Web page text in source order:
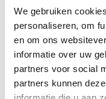
We gebruiken
personaliseren, om
en om ons
informatie over uw
partners voor social
partners kunnen
399 199
Bekijken